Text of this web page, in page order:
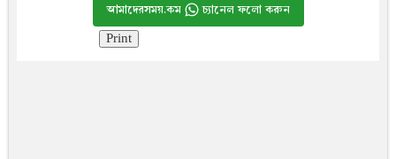
আমাদেরসময়.কম চ্যানেল ফলো করুন
Print